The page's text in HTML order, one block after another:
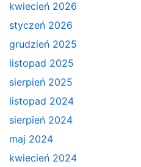
kwiecień 2026
styczeń 2026
grudzień 2025
listopad 2025
sierpień 2025
listopad 2024
sierpień 2024
maj 2024
kwiecień 2024